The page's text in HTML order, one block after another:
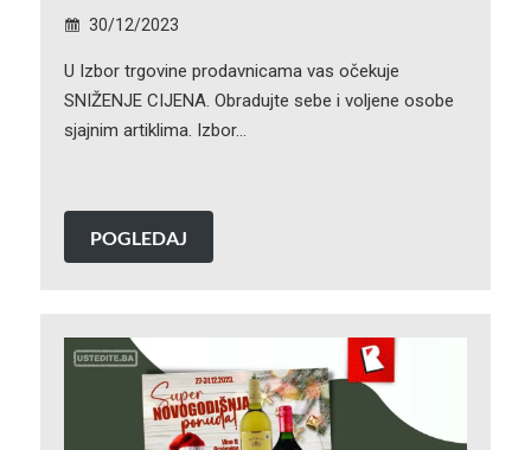
30/12/2023
U Izbor trgovine prodavnicama vas očekuje
SNIŽENJE CIJENA. Obradujte sebe i voljene osobe
sjajnim artiklima. Izbor…
POGLEDAJ